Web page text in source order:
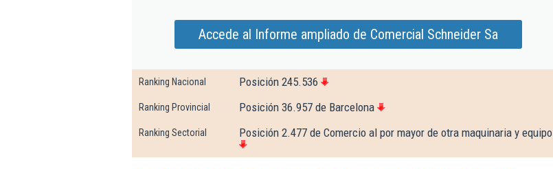
Accede al Informe ampliado de Comercial Schneider Sa
Ranking Nacional Posición 245.536
Ranking Provincial Posición 36.957 de Barcelona
Ranking Sectorial Posición 2.477 de Comercio al por mayor de otra maquinaria y equipo